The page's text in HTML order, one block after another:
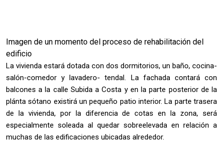
Imagen de un momento del proceso de rehabilitación del
edificio
La vivienda estará dotada con dos dormitorios, un baño, cocina-
salón-comedor y lavadero- tendal. La fachada contará con
balcones a la calle Subida a Costa y en la parte posterior de la
plánta sótano existirá un pequeño patio interior. La parte trasera
de la vivienda, por la diferencia de cotas en la zona, será
especialmente soleada al quedar sobreelevada en relación a
muchas de las edificaciones ubicadas alrededor.